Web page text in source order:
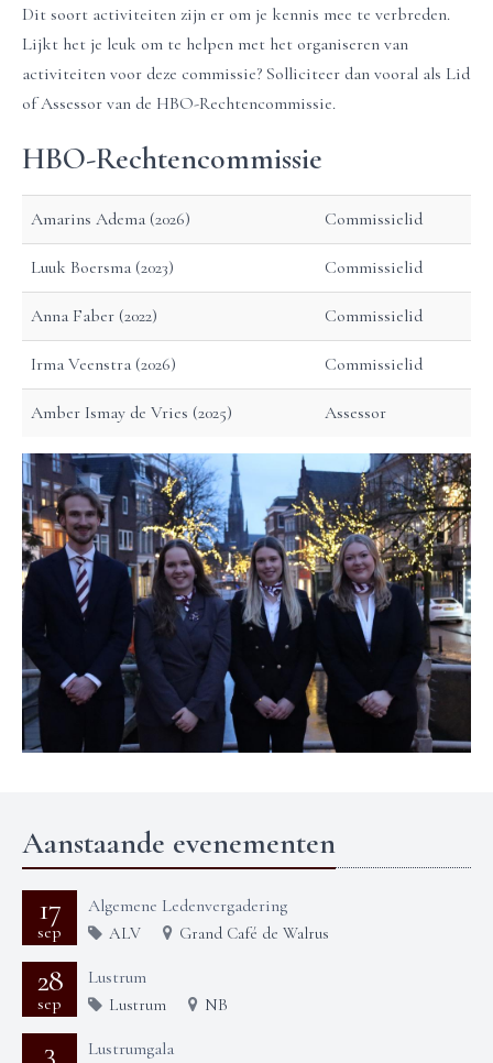
Dit soort activiteiten zijn er om je kennis mee te verbreden.
Lijkt het je leuk om te helpen met het organiseren van
activiteiten voor deze commissie? Solliciteer dan vooral als Lid
of Assessor van de HBO-Rechtencommissie.
HBO-Rechtencommissie
Amarins Adema (2026) Commissielid
Luuk Boersma (2023) Commissielid
Anna Faber (2022) Commissielid
Irma Veenstra (2026) Commissielid
Amber Ismay de Vries (2025) Assessor
Aanstaande evenementen
17
sep
Algemene Ledenvergadering
ALV Grand Café de Walrus
28
sep
Lustrum
Lustrum NB
3 Lustrumgala